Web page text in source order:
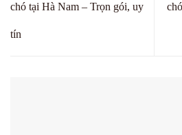
chó tại Hà Nam – Trọn gói, uy
tín